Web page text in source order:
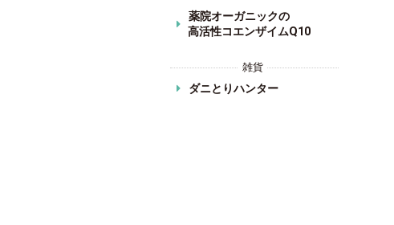
薬院オーガニックの
高活性コエンザイムQ10
雑貨
ダニとりハンター